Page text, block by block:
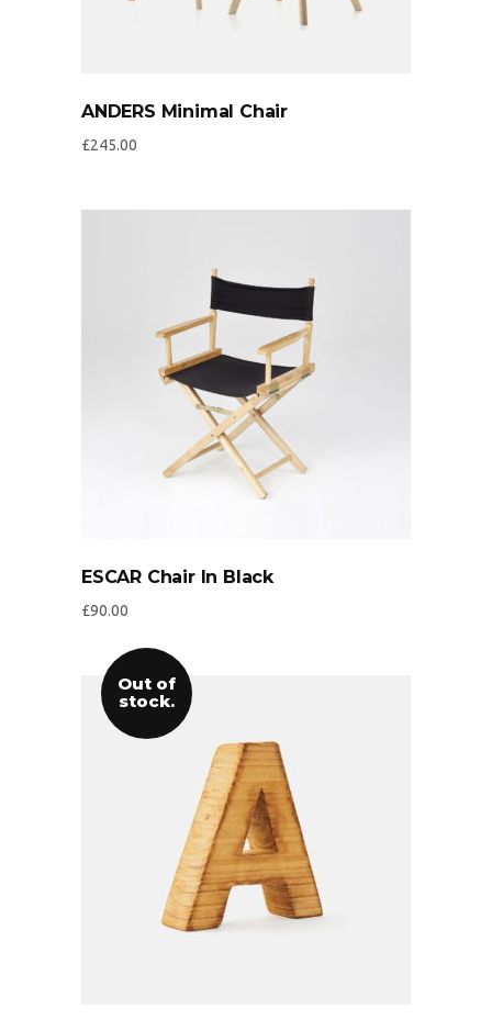
ANDERS Minimal Chair
£245.00
ESCAR Chair In Black
£90.00
Out of
stock.